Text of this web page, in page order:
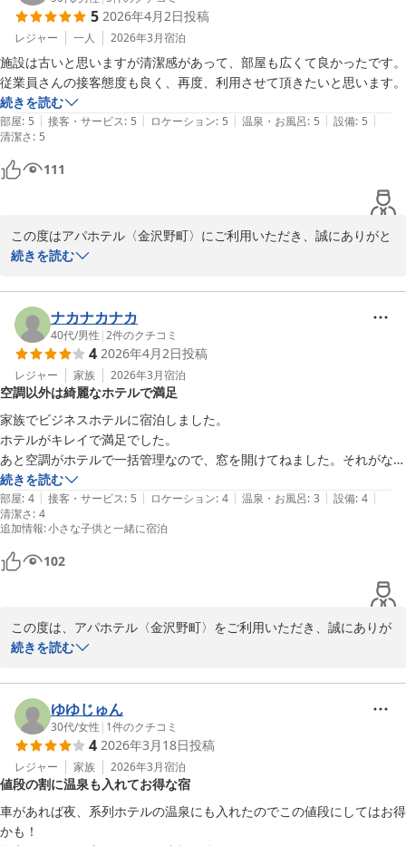
より一層のサービス向上に努めて参ります。
お客様のまたのご来館を、スタッフ一同心よりお待ちしておりま
す。
フロント　山本
アパホテル〈金沢野町〉
5 2026年4月2日投稿
レジャー 一人 2026年3月宿泊
施設は古いと思いますが清潔感があって、部屋も広くて良かったです。
従業員さんの接客態度も良く、再度、利用させて頂きたいと思います。
続きを読む
部屋: 5 | 接客・サービス: 5 | ロケーション: 5 | 温泉・お風呂: 5 | 設備: 5 |
清潔さ: 5
111
この度はアパホテル〈金沢野町〉にご利用いただき、誠にありがと
うございます。
ねて御礼申し上げます。
お客様からの高評価がスタッフ一同、大変励みとなっております。
現状に満足せず、今後もより一層、お客様に快適にお過ごしいただ
けるホテルを目指し、サービスの向上に努めて参ります。
この度はお忙しい中、ご投稿していただき、
誠にありがとうございました。
お客様のまたのご来館を、スタッフ一同心より
お待ちしております。
フロント　葛巻
2026-04-02
続きを読む
ナカナカナカ
40代/男性 |2件のクチコミ
4 2026年4月2日投稿
レジャー 家族 2026年3月宿泊
空調以外は綺麗なホテルで満足
家族でビジネスホテルに宿泊しました。
ホテルがキレイで満足でした。
あと空調がホテルで一括管理なので、窓を開けてねました。それがなけ
れば最高です。
続きを読む
部屋: 4 | 接客・サービス: 5 | ロケーション: 4 | 温泉・お風呂: 3 | 設備: 4 |
清潔さ: 4
追加情報:小さな子供と一緒に宿泊
102
この度は、アパホテル〈金沢野町〉をご利用いただき、誠にありが
とうございます。
ねてお礼申し上げます。
「キレイで満足」との言葉が大変励みになります。
しかしながら、空調の一括管理に関しまして、お客様が窓を開けて
おやすみをとられましたこと、心苦しく存じます。
お客様のお声をもとにお客様に、より快適にお寛ぎいただけるよ
う、スタッフ一同、精進してまいります。
この度はお忙しい中ご投稿下さりありがとうございます。
お客様のまたのご来館を心よりお待ちしております。
続きを読む
ゆゆじゅん
30代/女性 | 1件のクチコミ
4 2026年3月18日投稿
レジャー 家族 2026年3月宿泊
値段の割に温泉も入れてお得な宿
車があれば夜、系列ホテルの温泉にも入れたのでこの値段にしてはお得
かも！